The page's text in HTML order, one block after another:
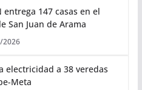
entrega 147 casas en el
San Juan de Arama
2026
electricidad a 38 veredas
Meta